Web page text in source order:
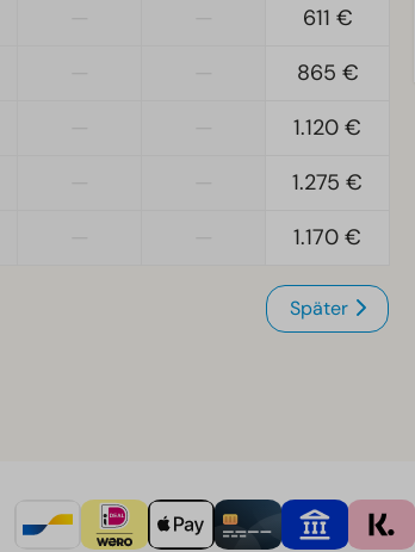
611 €
865 €
1.120 €
1.275 €
1.170 €
Später